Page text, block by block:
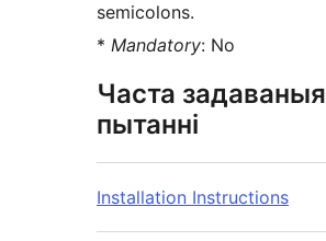
semicolons.
* Mandatory: No
Часта задаваныя
пытанні
Installation Instructions